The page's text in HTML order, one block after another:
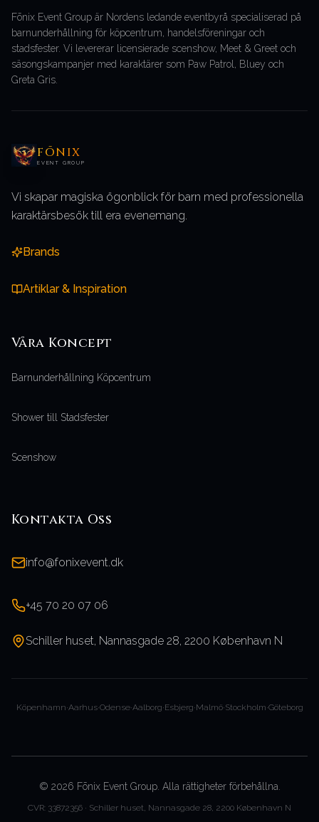
Fōnix Event Group är Nordens ledande eventbyrå specialiserad på
barnunderhållning för köpcentrum, handelsföreningar och
stadsfester. Vi levererar licensierade scenshow, Meet & Greet och
säsongskampanjer med karaktärer som Paw Patrol, Bluey och
Greta Gris.
FŌNIX
EVENT GROUP
Vi skapar magiska ögonblick för barn med professionella
karaktärsbesök till era evenemang.
Brands
Artiklar & Inspiration
Våra Koncept
Barnunderhållning Köpcentrum
Shower till Stadsfester
Scenshow
Kontakta Oss
info@fonixevent.dk
+45 70 20 07 06
Schiller huset, Nannasgade 28, 2200 København N
Köpenhamn·Aarhus·Odense·Aalborg·Esbjerg·Malmö·Stockholm·Göteborg
© 2026 Fōnix Event Group. Alla rättigheter förbehållna.
CVR: 33872356 · Schiller huset, Nannasgade 28, 2200 København N